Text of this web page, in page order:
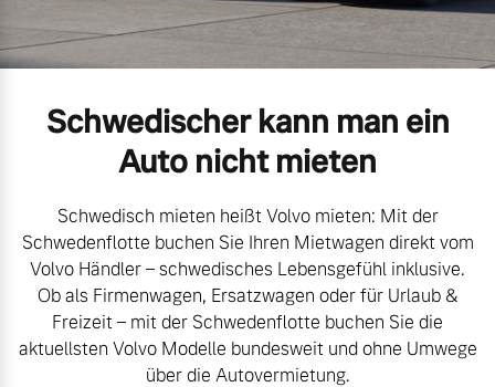
Mild-Hybrid
Geschäftskunden
Editionsmodelle
Konnektivität
Volvo Gebrauchtwagenbörse
Volvo kauft Ihr Auto
Aktuelle Zubehörangebote
Zubehörkatalog
Service by Volvo
Kontakt und Anfahrt
Schwedischer kann man ein
Auto nicht mieten
Schwedisch mieten heißt Volvo mieten: Mit der
Schwedenflotte buchen Sie Ihren Mietwagen direkt vom
Volvo Händler – schwedisches Lebensgefühl inklusive.
Ob als Firmenwagen, Ersatzwagen oder für Urlaub &
Freizeit – mit der Schwedenflotte buchen Sie die
aktuellsten Volvo Modelle bundesweit und ohne Umwege
über die Autovermietung.